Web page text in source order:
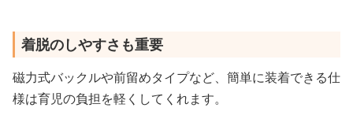
着脱のしやすさも重要
磁力式バックルや前留めタイプなど、簡単に装着できる仕
様は育児の負担を軽くしてくれます。